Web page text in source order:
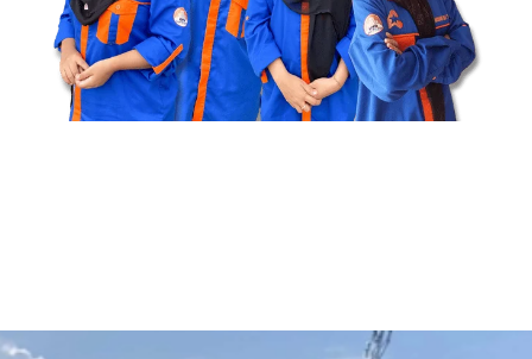
pesan dan dapatkan penawaran terbaik dengan
pengiriman ke seluruh Riau & Sumatera Barat.
Dapatkan Penawaran Sekarang